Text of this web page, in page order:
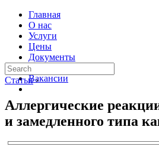
Главная
О нас
Услуги
Цены
Документы
Контакты
Вакансии
Статьи ›
Аллергические
и замедленного типа